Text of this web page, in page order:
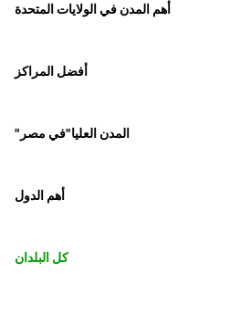
أهم المدن في الولايات المتحدة
أفضل المراكز
"المدن العليا"في مصر
أهم الدول
كل البلدان